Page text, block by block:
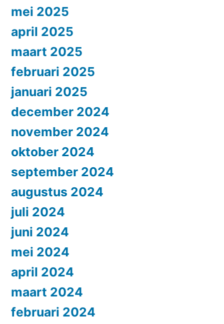
mei 2025
april 2025
maart 2025
februari 2025
januari 2025
december 2024
november 2024
oktober 2024
september 2024
augustus 2024
juli 2024
juni 2024
mei 2024
april 2024
maart 2024
februari 2024